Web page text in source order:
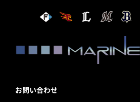
お問い合わせ